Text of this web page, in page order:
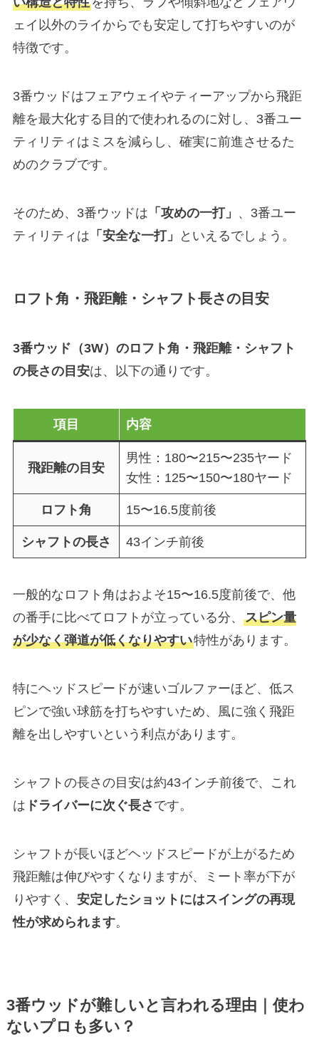
ェイ以外のライからでも安定して打ちやすいのが
特徴です。
3番ウッドはフェアウェイやティーアップから飛距
離を最大化する目的で使われるのに対し、3番ユー
ティリティはミスを減らし、確実に前進させるた
めのクラブです。
そのため、3番ウッドは 「攻めの一打」 、3番ユー
ティリティは 「安全な一打」 といえるでしょう。
ロフト角・飛距離・シャフト長さの目安
3番ウッド（3W）のロフト角・飛距離・シャフト
の長さの目安は、以下の通りです。
項目 内容
飛距離の目安
男性：180〜215〜235ヤード
女性：125〜150〜180ヤード
ロフト角 15〜16.5度前後
シャフトの長さ 43インチ前後
一般的なロフト角はおよそ15〜16.5度前後で、他
の番手に比べてロフトが立っている分、 スピン量
が少なく弾道が低くなりやすい特性があります。
特にヘッドスピードが速いゴルファーほど、低ス
ピンで強い球筋を打ちやすいため、風に強く飛距
離を出しやすいという利点があります。
シャフトの長さの目安は約43インチ前後で、これ
は ドライバーに次ぐ長さ です。
シャフトが長いほどヘッドスピードが上がるため
飛距離は伸びやすくなりますが、ミート率が下が
りやすく、 安定したショットにはスイングの再現
性が求められます。
3番ウッドが難しいと言われる理由｜使わ
ないプロも多い？